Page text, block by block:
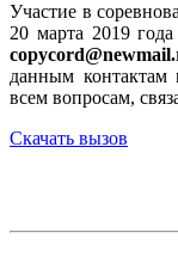
Участие в
20 марта 2019
данным
всем вопросам,
Скачать вызов